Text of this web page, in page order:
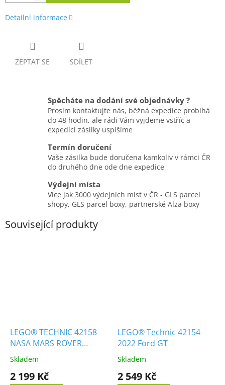
Detailní informace
ZEPTAT SE SDÍLET
Spěcháte na dodání své objednávky ?
Prosím kontaktujte nás, běžná expedice probíhá
do 48 hodin, ale rádi Vám vyjdeme vstříc a
expedici zásilky uspíšíme
Termín doručení
Vaše zásilka bude doručena kamkoliv v rámci ČR
do druhého dne ode dne expedice
Výdejní místa
Více jak 3000 výdejních míst v ČR - GLS parcel
shopy, GLS parcel boxy, partnerské Alza boxy
Související produkty
LEGO® TECHNIC 42158
NASA MARS ROVER
PERSEVERANCE
Skladem
2 199 Kč
LEGO® Technic 42154
2022 Ford GT
Skladem
2 549 Kč